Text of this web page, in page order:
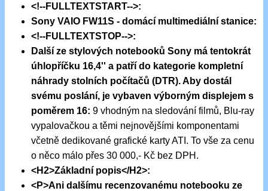
<!--FULLTEXTSTART-->:
Sony VAIO FW11S - domácí multimediální stanice:
<!--FULLTEXTSTOP-->:
Další ze stylových notebooků Sony má tentokrát
úhlopříčku 16,4'' a patří do kategorie kompletní
náhrady stolních počítačů (DTR). Aby dostál
svému poslání, je vybaven výborným displejem s
poměrem 16:9 vhodným na sledování filmů, Blu-ray
vypalovačkou a těmi nejnovějšími komponentami
včetně dedikované grafické karty ATI. To vše za cenu
o něco málo přes 30 000,- Kč bez DPH.
<H2>Základní popis</H2>:
<P>Ani dalšímu recenzovanému notebooku ze